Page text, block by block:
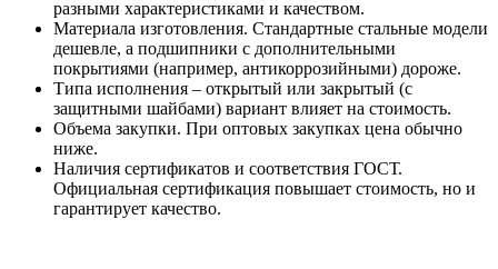
разными характеристиками и качеством.
Материала изготовления. Стандартные стальные модели
дешевле, а подшипники с дополнительными
покрытиями (например, антикоррозийными) дороже.
Типа исполнения – открытый или закрытый (с
защитными шайбами) вариант влияет на стоимость.
Объема закупки. При оптовых закупках цена обычно
ниже.
Наличия сертификатов и соответствия ГОСТ.
Официальная сертификация повышает стоимость, но и
гарантирует качество.